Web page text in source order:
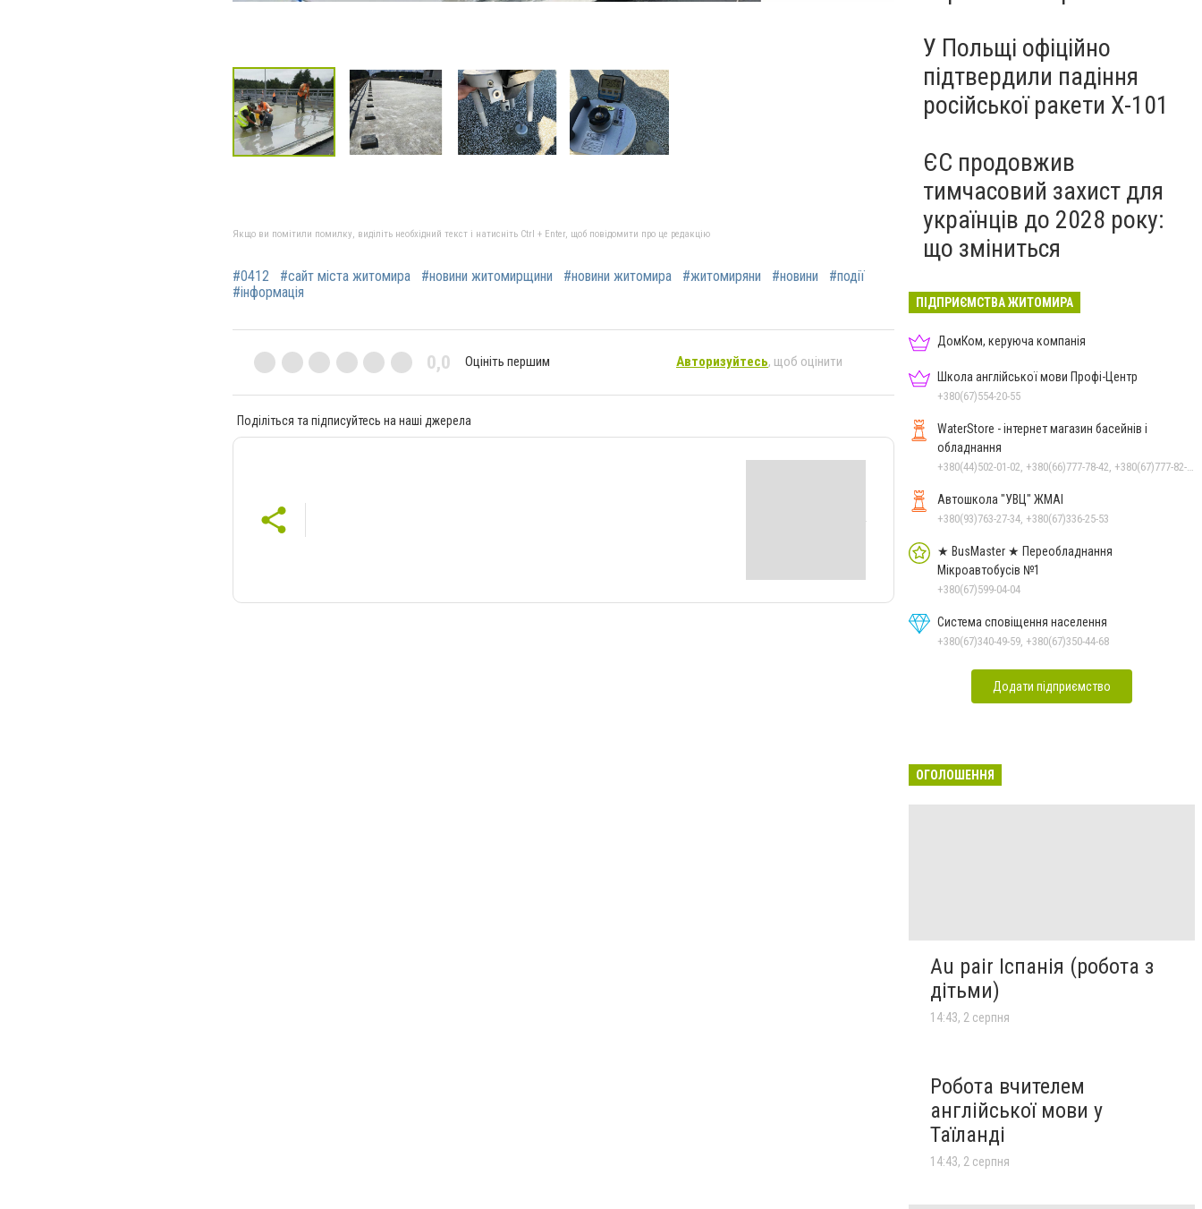
Якщо ви помітили помилку, виділіть необхідний текст і натисніть Ctrl + Enter, щоб повідомити про це редакцію
#0412 #сайт міста житомира #новини житомирщини #новини житомира #житомиряни #новини
#події
#інформація
0,0 Оцініть першим Авторизуйтесь, щоб оцінити
Поділіться та підписуйтесь на наші джерела
У Польщі офіційно
підтвердили падіння
російської ракети Х-101
ЄС продовжив
тимчасовий захист для
українців до 2028 року:
що зміниться
ПІДПРИЄМСТВА ЖИТОМИРА
ДомКом, керуюча компанія
Школа англійської мови Профі-Центр
+380(67)554-20-55
WaterStore - інтернет магазин басейнів і
обладнання
+380(44)502-01-02, +380(66)777-78-42, +380(67)777-82-19, +380(67)890-80-80, +380(73)890-80-80, +380(44)502-01-03
Автошкола "УВЦ" ЖМАІ
+380(93)763-27-34, +380(67)336-25-53
★ BusMaster ★ Переобладнання
Мікроавтобусів №1
+380(67)599-04-04
Система сповіщення населення
+380(67)340-49-59, +380(67)350-44-68
Додати підприємство
ОГОЛОШЕННЯ
Au pair Іспанія (робота з
дітьми)
14:43, 2 серпня
Робота вчителем
англійської мови у
Таїланді
14:43, 2 серпня